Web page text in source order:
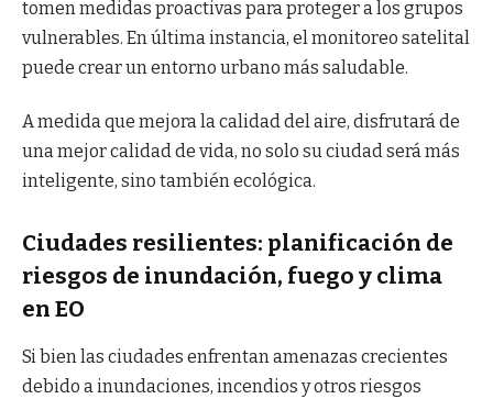
tomen medidas proactivas para proteger a los grupos
vulnerables. En última instancia, el monitoreo satelital
puede crear un entorno urbano más saludable.
A medida que mejora la calidad del aire, disfrutará de
una mejor calidad de vida, no solo su ciudad será más
inteligente, sino también ecológica.
Ciudades resilientes: planificación de
riesgos de inundación, fuego y clima
en EO
Si bien las ciudades enfrentan amenazas crecientes
debido a inundaciones, incendios y otros riesgos